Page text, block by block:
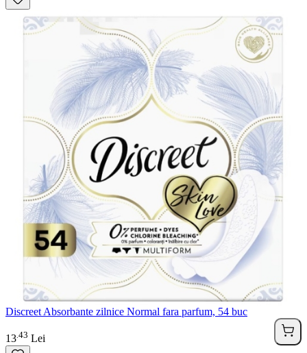
Discreet Absorbante zilnice Normal fara parfum, 54 buc
13 43 Lei